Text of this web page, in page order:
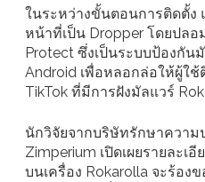
ในระหว่างขั้นตอนการติดตั้ง
หน้าที่เป็น Dropper โดยปลอ
Protect ซึ่งเป็นระบบป้องกัน
Android เพื่อหลอกล่อให้ผู้ใ
TikTok ที่มีการฝังมัลแวร์
นักวิจัยจากบริษัทรักษาควา
Zimperium เปิดเผยรายละเ
บนเครื่อง Rokarolla จะร้อง